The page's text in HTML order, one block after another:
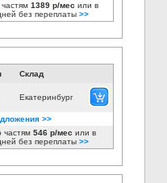
1389 р/мес или в
без переплаты >>
Склад
Екатеринбург
>>
частям 546 р/мес или в
без переплаты >>